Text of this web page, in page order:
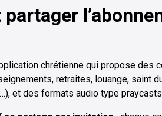
chrétienne qui propose des
retraites, louange, saint
et des formats audio type